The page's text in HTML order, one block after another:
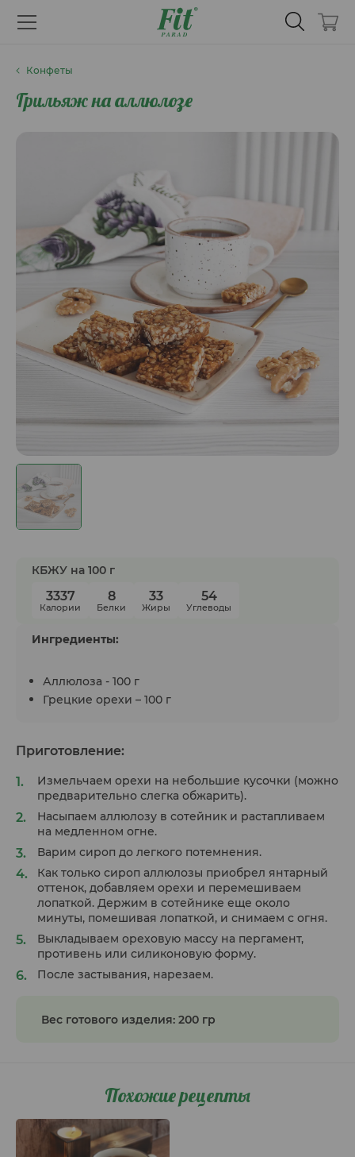
Конфеты
Грильяж на аллюлозе
КБЖУ на 100 г
3337
Калории
8
Белки
33
Жиры
54
Углеводы
Ингредиенты:
Аллюлоза - 100 г
Грецкие орехи – 100 г
Приготовление:
Измельчаем орехи на небольшие кусочки (можно
предварительно слегка обжарить).
Насыпаем аллюлозу в сотейник и растапливаем
на медленном огне.
Варим сироп до легкого потемнения.
Как только сироп аллюлозы приобрел янтарный
оттенок, добавляем орехи и перемешиваем
лопаткой. Держим в сотейнике еще около
минуты, помешивая лопаткой, и снимаем с огня.
Выкладываем ореховую массу на пергамент,
противень или силиконовую форму.
После застывания, нарезаем.
Вес готового изделия: 200 гр
Похожие рецепты